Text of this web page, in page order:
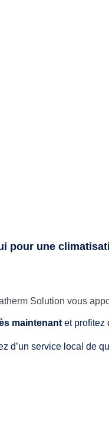
pour une
Solution vous
maintenant et profitez
d’un service local de